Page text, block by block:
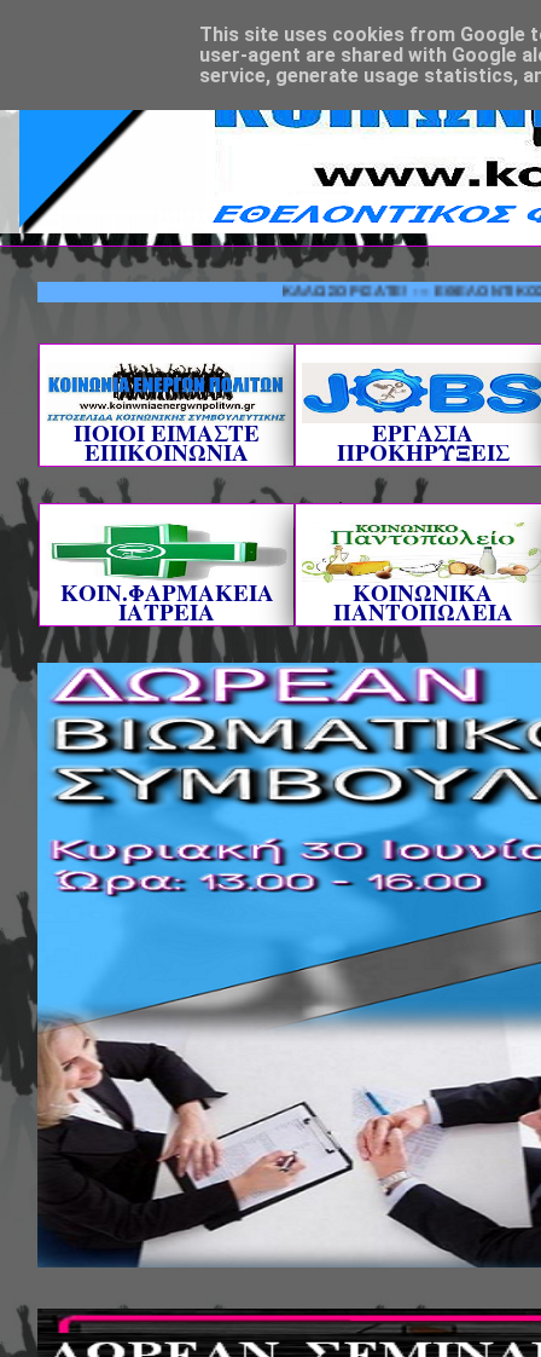
ΚΑΛΩΣΟΡΙΣΑΤΕ! --- ΕΘΕΛΟΝΤΙΚΟΣ
ΠΟΙΟΙ ΕΙΜΑΣΤΕ
ΕΠΙΚΟΙΝΩΝΙΑ
ΕΡΓΑΣΙΑ
ΠΡΟΚΗΡΥΞΕΙΣ
ΚΟΙΝ.ΦΑΡΜΑΚΕΙΑ
ΙΑΤΡΕΙΑ
ΚΟΙΝΩΝΙΚΑ
ΠΑΝΤΟΠΩΛΕΙΑ
This site uses cookies from Google
user-agent are shared with Google
service, generate usage statistics,